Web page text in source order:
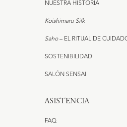
NUESTRA HISTORIA
Koishimaru Silk
Saho– EL RITUAL DE
SOSTENIBILIDAD​
SALÓN SENSAI
ASISTENCIA
FAQ